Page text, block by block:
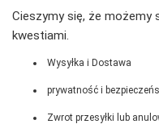
Cieszymy się, że możemy
kwestiami.
Wysyłka i Dostawa
prywatność i
Zwrot przesyłki lub